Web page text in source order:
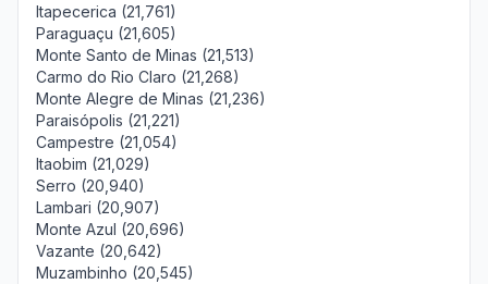
Itapecerica (21,761)
Paraguaçu (21,605)
Monte Santo de Minas (21,513)
Carmo do Rio Claro (21,268)
Monte Alegre de Minas (21,236)
Paraisópolis (21,221)
Campestre (21,054)
Itaobim (21,029)
Serro (20,940)
Lambari (20,907)
Monte Azul (20,696)
Vazante (20,642)
Muzambinho (20,545)